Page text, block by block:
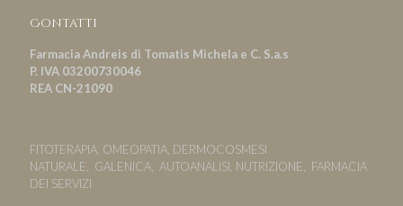
Contatti
Farmacia Andreis di Tomatis Michela e C. S.a.s
P. IVA 03200730046
REA CN-21090
FITOTERAPIA, OMEOPATIA, DERMOCOSMESI
NATURALE, GALENICA, AUTOANALISI, NUTRIZIONE, FARMACIA
DEI SERVIZI